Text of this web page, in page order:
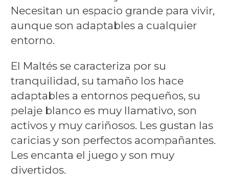
Necesitan un espacio grande para vivir,
aunque son adaptables a cualquier
entorno.
El Maltés se caracteriza por su
tranquilidad, su tamaño los hace
adaptables a entornos pequeños, su
pelaje blanco es muy llamativo, son
activos y muy cariñosos. Les gustan las
caricias y son perfectos acompañantes.
Les encanta el juego y son muy
divertidos.